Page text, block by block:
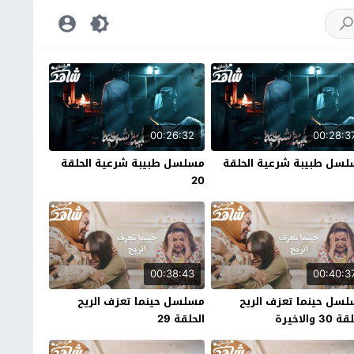
طبيبة شرعية الحلقة
00:26:32
مسلسل طبيبة شرعية الحلقة
20
حينما تعزف الريح
00:38:43
مسلسل حينما تعزف الريح
الحلقة 29